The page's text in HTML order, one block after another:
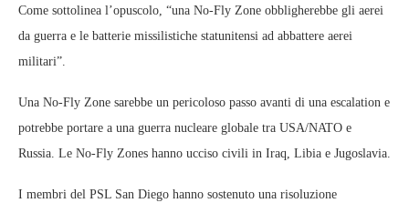
Come sottolinea l’opuscolo, “una No-Fly Zone obbligherebbe gli aerei
da guerra e le batterie missilistiche statunitensi ad abbattere aerei
militari”.
Una No-Fly Zone sarebbe un pericoloso passo avanti di una escalation e
potrebbe portare a una guerra nucleare globale tra USA/NATO e
Russia. Le No-Fly Zones hanno ucciso civili in Iraq, Libia e Jugoslavia.
I membri del PSL San Diego hanno sostenuto una risoluzione